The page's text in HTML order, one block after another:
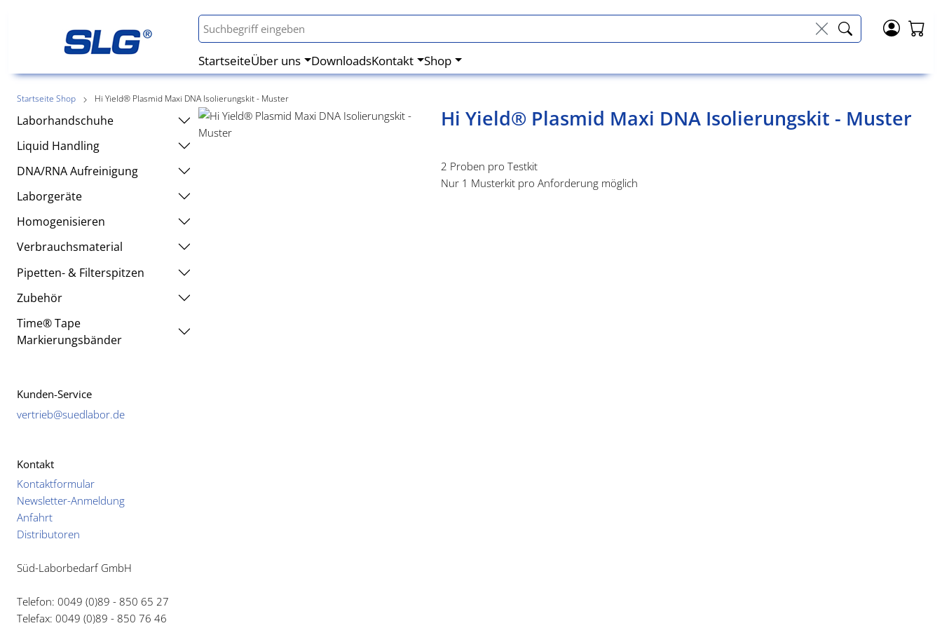
StartseiteÜber uns DownloadsKontakt Shop
Startseite Shop Hi Yield® Plasmid Maxi DNA Isolierungskit - Muster
Laborhandschuhe
Liquid Handling
DNA/RNA Aufreinigung
Laborgeräte
Homogenisieren
Verbrauchsmaterial
Pipetten- & Filterspitzen
Zubehör
Time® Tape
Markierungsbänder
Kunden-Service
vertrieb@suedlabor.de
Kontakt
Kontaktformular
Newsletter-Anmeldung
Anfahrt
Distributoren
Süd-Laborbedarf GmbH
Telefon: 0049 (0)89 - 850 65 27
Telefax: 0049 (0)89 - 850 76 46
Hi Yield® Plasmid Maxi DNA Isolierungskit - Muster
2 Proben pro Testkit
Nur 1 Musterkit pro Anforderung möglich